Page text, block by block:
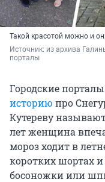
Такой красотой можно и
Источник: из архива
порталы
Городские
историю про
Кутереву
лет женщина
мороз ходит в
коротких шортах
босоножки или